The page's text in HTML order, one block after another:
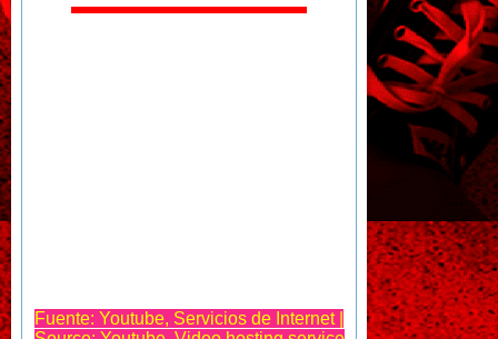
Fuente: Youtube, Servicios de Internet |